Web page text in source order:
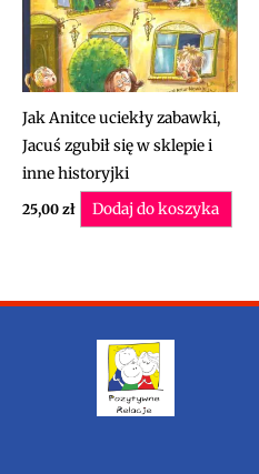
Jak Anitce uciekły zabawki,
Jacuś zgubił się w sklepie i
inne historyjki
25,00 zł Dodaj do koszyka